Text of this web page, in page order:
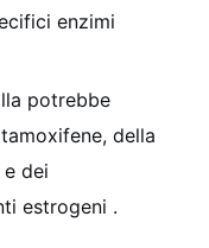
enzimi
potrebbe
della
dei
estrogeni .